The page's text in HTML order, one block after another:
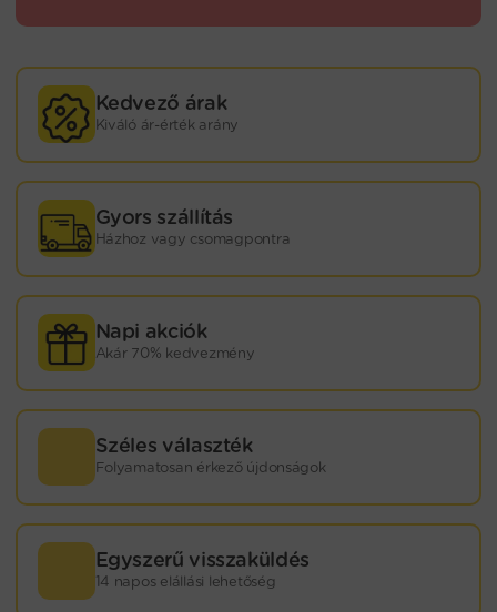
Kedvező árak
Kiváló ár-érték arány
Gyors szállítás
Házhoz vagy csomagpontra
Napi akciók
Akár 70% kedvezmény
Széles választék
Folyamatosan érkező újdonságok
Egyszerű visszaküldés
14 napos elállási lehetőség